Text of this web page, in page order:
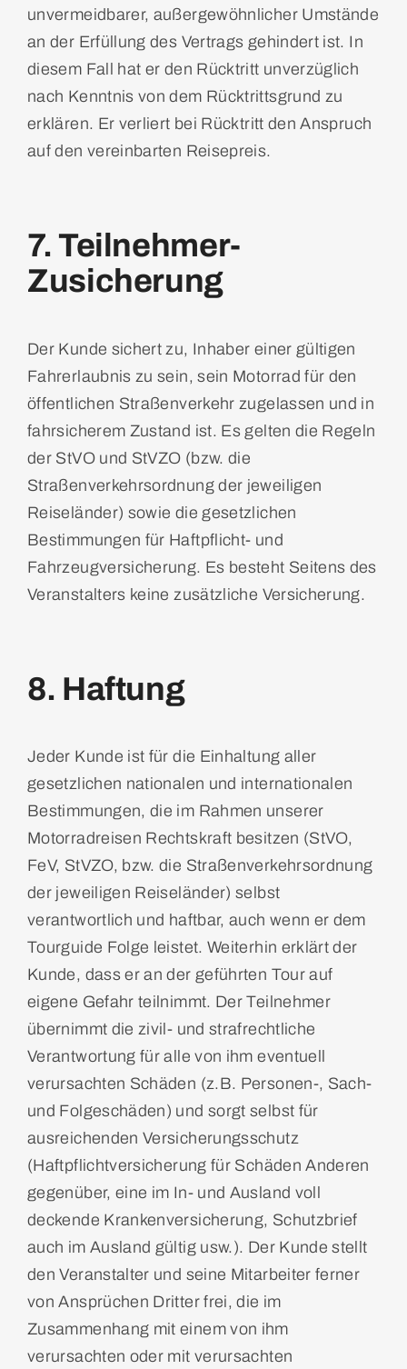
unvermeidbarer, außergewöhnlicher Umstände
an der Erfüllung des Vertrags gehindert ist. In
diesem Fall hat er den Rücktritt unverzüglich
nach Kenntnis von dem Rücktrittsgrund zu
erklären. Er verliert bei Rücktritt den Anspruch
auf den vereinbarten Reisepreis.
7. Teilnehmer-
Zusicherung
Der Kunde sichert zu, Inhaber einer gültigen
Fahrerlaubnis zu sein, sein Motorrad für den
öffentlichen Straßenverkehr zugelassen und in
fahrsicherem Zustand ist. Es gelten die Regeln
der StVO und StVZO (bzw. die
Straßenverkehrsordnung der jeweiligen
Reiseländer) sowie die gesetzlichen
Bestimmungen für Haftpflicht- und
Fahrzeugversicherung. Es besteht Seitens des
Veranstalters keine zusätzliche Versicherung.
8. Haftung
Jeder Kunde ist für die Einhaltung aller
gesetzlichen nationalen und internationalen
Bestimmungen, die im Rahmen unserer
Motorradreisen Rechtskraft besitzen (StVO,
FeV, StVZO, bzw. die Straßenverkehrsordnung
der jeweiligen Reiseländer) selbst
verantwortlich und haftbar, auch wenn er dem
Tourguide Folge leistet. Weiterhin erklärt der
Kunde, dass er an der geführten Tour auf
eigene Gefahr teilnimmt. Der Teilnehmer
übernimmt die zivil- und strafrechtliche
Verantwortung für alle von ihm eventuell
verursachten Schäden (z.B. Personen-, Sach-
und Folgeschäden) und sorgt selbst für
ausreichenden Versicherungsschutz
(Haftpflichtversicherung für Schäden Anderen
gegenüber, eine im In- und Ausland voll
deckende Krankenversicherung, Schutzbrief
auch im Ausland gültig usw.). Der Kunde stellt
den Veranstalter und seine Mitarbeiter ferner
von Ansprüchen Dritter frei, die im
Zusammenhang mit einem von ihm
verursachten oder mit verursachten